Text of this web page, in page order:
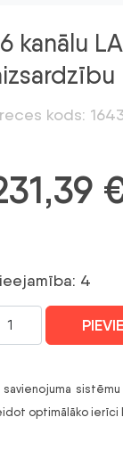
kanālu
kods:
4
sistēmu
optimālāko